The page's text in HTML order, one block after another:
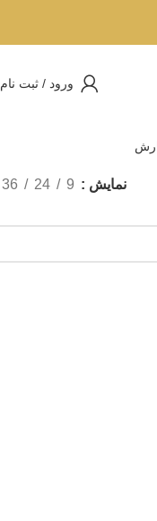
ورود / ثبت نام
نمایش 9
24
36